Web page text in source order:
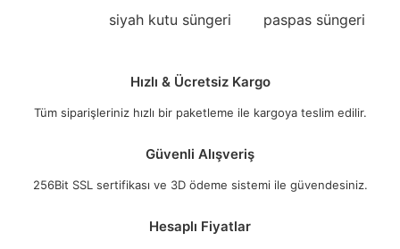
siyah kutu süngeri
paspas süngeri
Hızlı & Ücretsiz Kargo
Tüm siparişleriniz hızlı bir paketleme ile kargoya teslim edilir.
Güvenli Alışveriş
256Bit SSL sertifikası ve 3D ödeme sistemi ile güvendesiniz.
Hesaplı Fiyatlar